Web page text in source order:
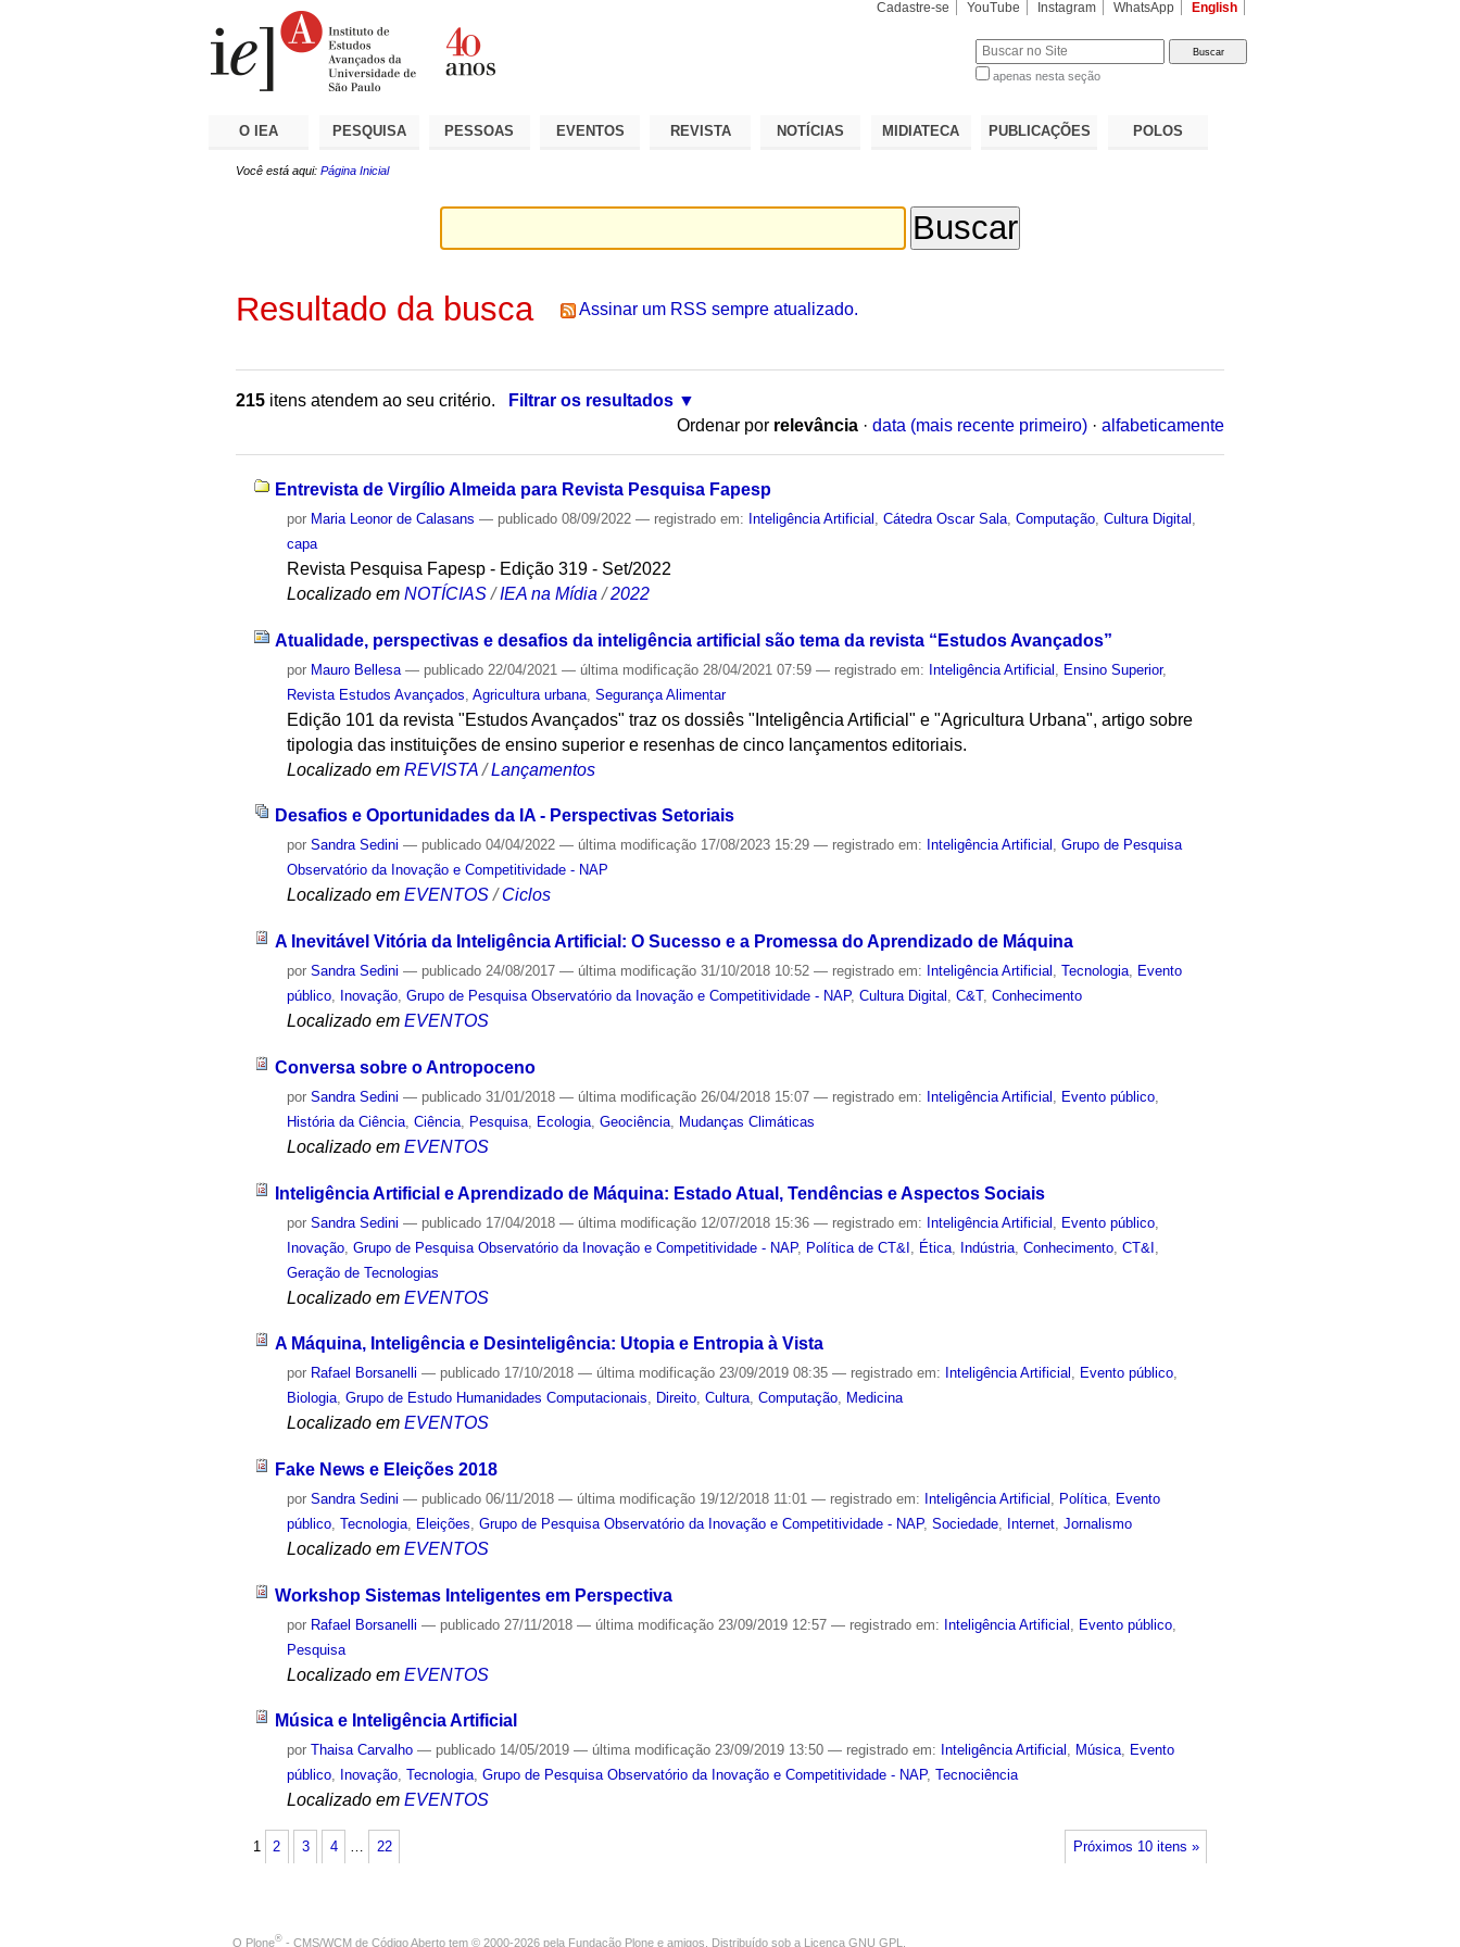
Cadastre-se YouTube Instagram WhatsApp English
apenas nesta seção
O IEA PESQUISA PESSOAS EVENTOS REVISTA NOTÍCIAS MIDIATECA PUBLICAÇÕES POLOS
Você está aqui: Página Inicial
Resultado da busca Assinar um RSS sempre atualizado.
215 itens atendem ao seu critério.
Filtrar os resultados
Ordenar por relevância · data (mais recente primeiro) · alfabeticamente
Entrevista de Virgílio Almeida para Revista Pesquisa Fapesp
por Maria Leonor de Calasans — publicado 08/09/2022— registrado em: Inteligência Artificial ,Cátedra Oscar Sala ,Computação ,Cultura Digital
capa
Revista Pesquisa Fapesp - Edição 319 - Set/2022
Localizado em NOTÍCIAS /IEA na Mídia /2022
Atualidade, perspectivas e desafios da inteligência artificial são tema da revista “Estudos Avançados”
por Mauro Bellesa — publicado 22/04/2021— última modificação 28/04/2021 07:59— registrado em: Inteligência Artificial Ensino Superior,
Revista Estudos Avançados ,Agricultura urbana ,Segurança Alimentar
Edição 101 da revista "Estudos Avançados" traz os dossiês "Inteligência Artificial" e "Agricultura Urbana", artigo sobre
tipologia das instituições de ensino superior e resenhas de cinco lançamentos editoriais.
Localizado em REVISTA /Lançamentos
Desafios e Oportunidades da IA - Perspectivas Setoriais
porSandra Sedini — publicado 04/04/2022— última modificação 17/08/2023 15:29— registrado em: Inteligência Artificial ,Grupo de Pesquisa
Observatório da Inovação e Competitividade - NAP
Localizado em EVENTOS /Ciclos
A Inevitável Vitória da Inteligência Artificial: O Sucesso e a Promessa do Aprendizado de Máquina
porSandra Sedini — publicado 24/08/2017— última modificação 31/10/2018 10:52— registrado em: Inteligência Artificial ,Tecnologia, Evento
público, Inovação,Grupo de Pesquisa Observatório da Inovação e Competitividade - NAP,Cultura Digital ,C&T,Conhecimento
Localizado em EVENTOS
Conversa sobre o Antropoceno
porSandra Sedini — publicado 31/01/2018— última modificação 26/04/2018 15:07— registrado em: Inteligência Artificial Evento público
História da Ciência ,Ciência Pesquisa Ecologia ,Geociência Mudanças Climáticas
Localizado em EVENTOS
Inteligência Artificial e Aprendizado de Máquina: Estado Atual, Tendências e Aspectos Sociais
porSandra Sedini — publicado 17/04/2018— última modificação 12/07/2018 15:36— registrado em: Inteligência Artificial Evento público
Inovação ,Grupo de Pesquisa Observatório da Inovação e Competitividade - NAP, Política de CT&I Ética Indústria ,Conhecimento ,CT&I
Geração de Tecnologias
Localizado em EVENTOS
A Máquina, Inteligência e Desinteligência: Utopia e Entropia à Vista
por Rafael Borsanelli — publicado 17/10/2018— última modificação 23/09/2019 08:35— registrado em: Inteligência Artificial , Evento público,
Biologia,Grupo de Estudo Humanidades Computacionais, Direito,Cultura,Computação, Medicina
Localizado em EVENTOS
Fake News e Eleições 2018
porSandra Sedini — publicado 06/11/2018— última modificação 19/12/2018 11:01— registrado em: Inteligência Artificial Política
Evento
público ,Tecnologia Eleições ,Grupo de Pesquisa Observatório da Inovação e Competitividade - NAP,Sociedade Internet ,Jornalismo
Localizado em EVENTOS
Workshop Sistemas Inteligentes em Perspectiva
por Rafael Borsanelli — publicado 27/11/2018— última modificação 23/09/2019 12:57— registrado em: Inteligência Artificial Evento público
Pesquisa
Localizado em EVENTOS
Música e Inteligência Artificial
porThaisa Carvalho — publicado 14/05/2019— última modificação 23/09/2019 13:50— registrado em: Inteligência Artificial , Música, Evento
público, Inovação,Tecnologia,Grupo de Pesquisa Observatório da Inovação e Competitividade - NAP,Tecnociência
Localizado em EVENTOS
Próximos 10 itens »
1 2 3 4 22
O Plone® - CMS/WCM de Código Aberto tem © 2000-2026 pela Fundação Plone e amigos. Distribuído sob a Licença GNU GPL